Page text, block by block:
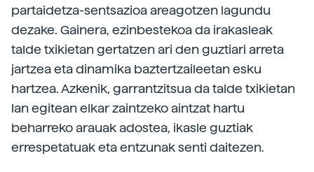
partaidetza-sentsazioa areagotzen lagundu
dezake. Gainera, ezinbestekoa da irakasleak
talde txikietan gertatzen ari den guztiari arreta
jartzea eta dinamika baztertzaileetan esku
hartzea. Azkenik, garrantzitsua da talde txikietan
lan egitean elkar zaintzeko aintzat hartu
beharreko arauak adostea, ikasle guztiak
errespetatuak eta entzunak senti daitezen.